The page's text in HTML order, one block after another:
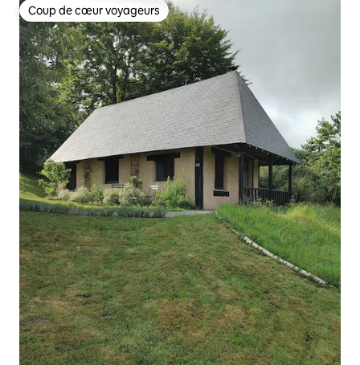
Coup de cœur voyageurs
Coup de cœur voyageurs